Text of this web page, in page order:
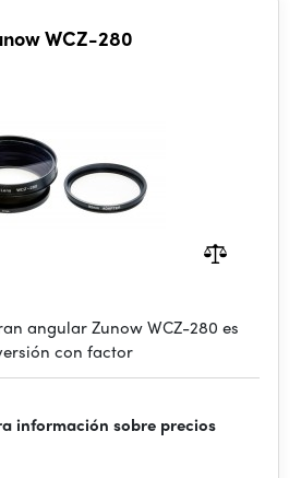
WCZ-280
angular Zunow WCZ-280 es
con factor
información sobre precios